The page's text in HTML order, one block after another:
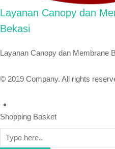
Layanan Canopy dan
Bekasi
Layanan Canopy dan Membrane
© 2019 Company. All rights
Shopping Basket